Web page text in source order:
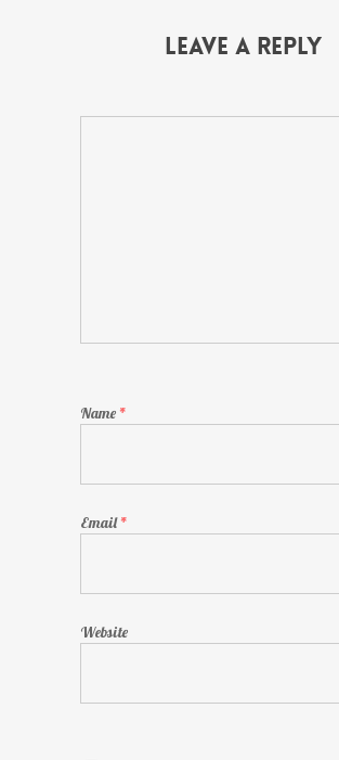
Leave a Reply
Name *
Email*
Website